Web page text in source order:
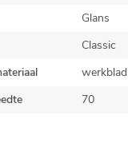
Glans
Classic
70